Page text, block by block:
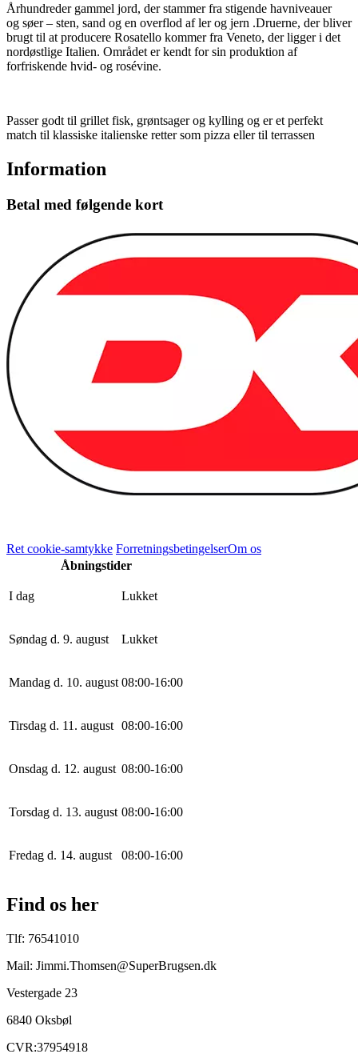
Århundreder gammel jord, der stammer fra stigende havniveauer
og søer – sten, sand og en overflod af ler og jern .Druerne, der bliver
brugt til at producere Rosatello kommer fra Veneto, der ligger i det
nordøstlige Italien. Området er kendt for sin produktion af
forfriskende hvid- og rosévine.
Passer godt til grillet fisk, grøntsager og kylling og er et perfekt
match til klassiske italienske retter som pizza eller til terrassen
Information
Betal med følgende kort
Ret cookie-samtykke ForretningsbetingelserOm os
Åbningstider
I dag Lukket
Søndag d. 9. august Lukket
Mandag d. 10. august 08:00-16:00
Tirsdag d. 11. august 08:00-16:00
Onsdag d. 12. august 08:00-16:00
Torsdag d. 13. august 08:00-16:00
Fredag d. 14. august 08:00-16:00
Find os her
Tlf: 76541010
Mail: Jimmi.Thomsen@SuperBrugsen.dk
Vestergade 23
6840 Oksbøl
CVR:37954918